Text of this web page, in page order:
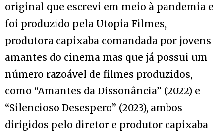
original que escrevi em meio à pandemia e
foi produzido pela Utopia Filmes,
produtora capixaba comandada por jovens
amantes do cinema mas que já possui um
número razoável de filmes produzidos,
como “Amantes da Dissonância” (2022) e
“Silencioso Desespero” (2023), ambos
dirigidos pelo diretor e produtor capixaba